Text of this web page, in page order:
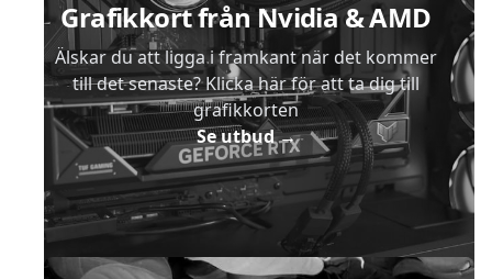
Grafikkort från Nvidia & AMD
Älskar du att ligga i framkant när det kommer
till det senaste? Klicka här för att ta dig till
grafikkorten
Se utbud→